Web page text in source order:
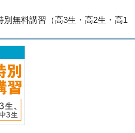
無料講習（高3生・高2生・高1